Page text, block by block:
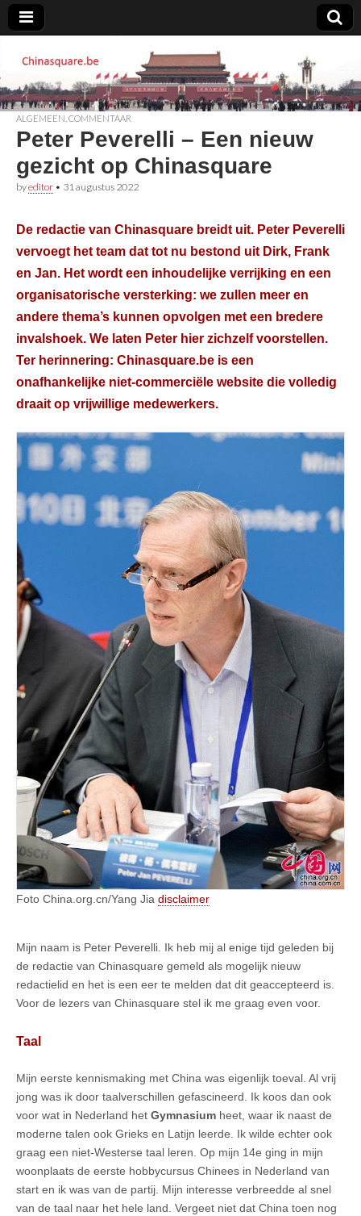
Chinasquare.be
ALGEMEEN COMMENTAAR
Peter Peverelli – Een nieuw
gezicht op Chinasquare
byeditor • 31 augustus 2022
De redactie van Chinasquare breidt uit. Peter Peverelli
vervoegt het team dat tot nu bestond uit Dirk, Frank
en Jan. Het wordt een inhoudelijke verrijking en een
organisatorische versterking: we zullen meer en
andere thema’s kunnen opvolgen met een bredere
invalshoek. We laten Peter hier zichzelf voorstellen.
Ter herinnering: Chinasquare.be is een
onafhankelijke niet-commerciële website die volledig
draait op vrijwillige medewerkers.
Foto China.org.cn/Yang Jia disclaimer
Mijn naam is Peter Peverelli. Ik heb mij al enige tijd geleden bij
de redactie van Chinasquare gemeld als mogelijk nieuw
redactielid en het is een eer te melden dat dit geaccepteerd is.
Voor de lezers van Chinasquare stel ik me graag even voor.
Taal
Mijn eerste kennismaking met China was eigenlijk toeval. Al vrij
jong was ik door taalverschillen gefascineerd. Ik koos dan ook
voor wat in Nederland het Gymnasium heet, waar ik naast de
moderne talen ook Grieks en Latijn leerde. Ik wilde echter ook
graag een niet-Westerse taal leren. Op mijn 14e ging in mijn
woonplaats de eerste hobbycursus Chinees in Nederland van
start en ik was van de partij. Mijn interesse verbreedde al snel
van de taal naar het hele land. Vergeet niet dat China toen nog